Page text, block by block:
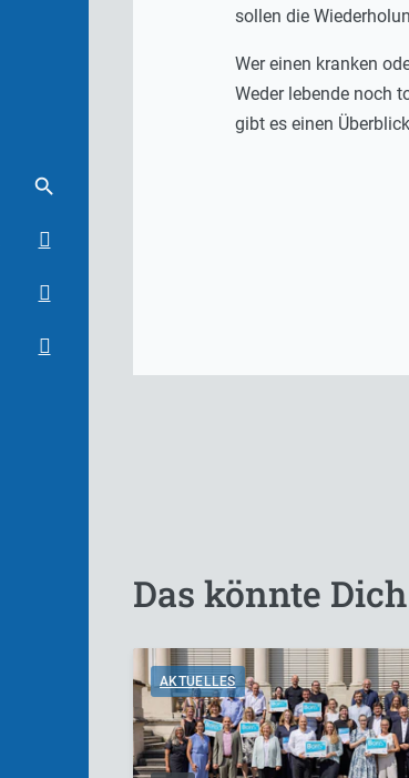
sollen die
Wer einen kranken
Weder lebende noch
gibt es einen
Das könnte
AKTUELLES